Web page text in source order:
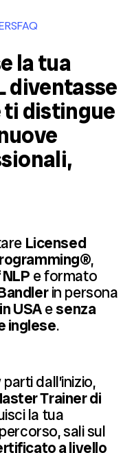
FAQ
la tua
diventasse
ti distingue
Licensed
,
e formato
in persona
USAesenza
inglese.
parti dall’inizio,
Trainer di
la tua
sali sul
a livello